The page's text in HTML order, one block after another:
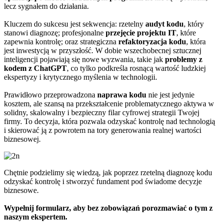
lecz sygnałem do działania.
Kluczem do sukcesu jest sekwencja: rzetelny audyt kodu, który
stanowi diagnozę; profesjonalne przejęcie projektu IT, które
zapewnia kontrolę; oraz strategiczna refaktoryzacja kodu, która
jest inwestycją w przyszłość. W dobie wszechobecnej sztucznej
inteligencji pojawiają się nowe wyzwania, takie jak problemy z
kodem z ChatGPT, co tylko podkreśla rosnącą wartość ludzkiej
ekspertyzy i krytycznego myślenia w technologii.
Prawidłowo przeprowadzona naprawa kodu nie jest jedynie
kosztem, ale szansą na przekształcenie problematycznego aktywa w
solidny, skalowalny i bezpieczny filar cyfrowej strategii Twojej
firmy. To decyzja, która pozwala odzyskać kontrolę nad technologią
i skierować ją z powrotem na tory generowania realnej wartości
biznesowej.
Chętnie podzielimy się wiedzą, jak poprzez rzetelną diagnozę kodu
odzyskać kontrolę i stworzyć fundament pod świadome decyzje
biznesowe.
Wypełnij formularz, aby bez zobowiązań porozmawiać o tym z
naszym ekspertem.